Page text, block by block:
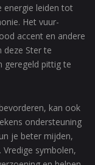
energie leiden tot
Het vuur-
accent en andere
deze Ster te
geregeld pittig te
kan ook
ondersteuning
je beter mijden,
symbolen,